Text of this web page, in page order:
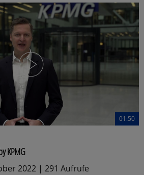
01:50
KPMG
2022 | 291 Aufrufe